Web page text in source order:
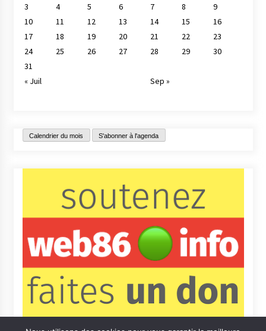
3
4 5 6 7 8
9
10
11 12 13 14 15
16
17
18 19 20 21 22
23
24
25 26 27 28 29
30
31
« Juil
Sep »
Calendrier du mois S'abonner à l'agenda